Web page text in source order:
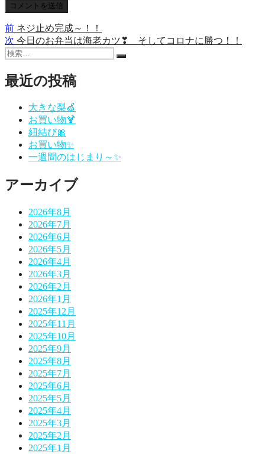
投
稿
ビ
ン
前 前
の
投
ネジ止め完成～！！
次 次
の
稿:
今日のお弁当は海老カツ❣ そしてコロナに勝つ！！
検
検
最近の投稿
大きな梨🍏
お買い物🍹
紐結び🎀
お買い物✨
一週間のはじまり～✨
アーカイブ
2026年8月
2026年7月
2026年6月
2026年5月
2026年4月
2026年3月
2026年2月
2026年1月
2025年12月
2025年11月
2025年10月
2025年9月
2025年8月
2025年7月
2025年6月
2025年5月
2025年4月
2025年3月
2025年2月
2025年1月